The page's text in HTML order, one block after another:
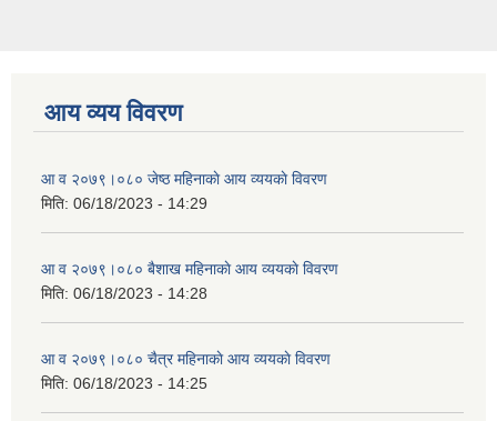
आय व्यय विवरण
आ व २०७९।०८० जेष्ठ महिनाकाे आय व्ययकाे विवरण
मिति: 06/18/2023 - 14:29
आ व २०७९।०८० बैशाख महिनाकाे आय व्ययकाे विवरण
मिति: 06/18/2023 - 14:28
आ व २०७९।०८० चैत्र महिनाकाे आय व्ययकाे विवरण
मिति: 06/18/2023 - 14:25